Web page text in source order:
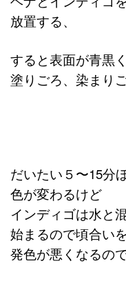
放置する、
すると表面が青黒
塗りごろ、染まりご
だいたい５〜15分
色が変わるけど
インディゴは水と
始まるので頃合い
発色が悪くなるの